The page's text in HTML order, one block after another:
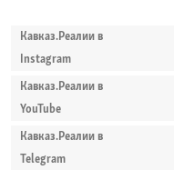
Кавказ.Реалии в
Instagram
Кавказ.Реалии в
YouTube
Кавказ.Реалии в
Telegram